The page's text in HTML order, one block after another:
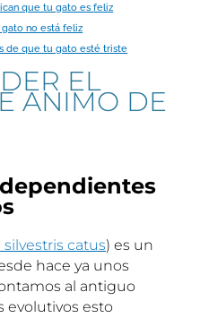
que tu gato es feliz
no está feliz
de que tu gato esté triste
EL
ANIMO DE
silvestris catus) es un
hace ya unos
al antiguo
evolutivos esto